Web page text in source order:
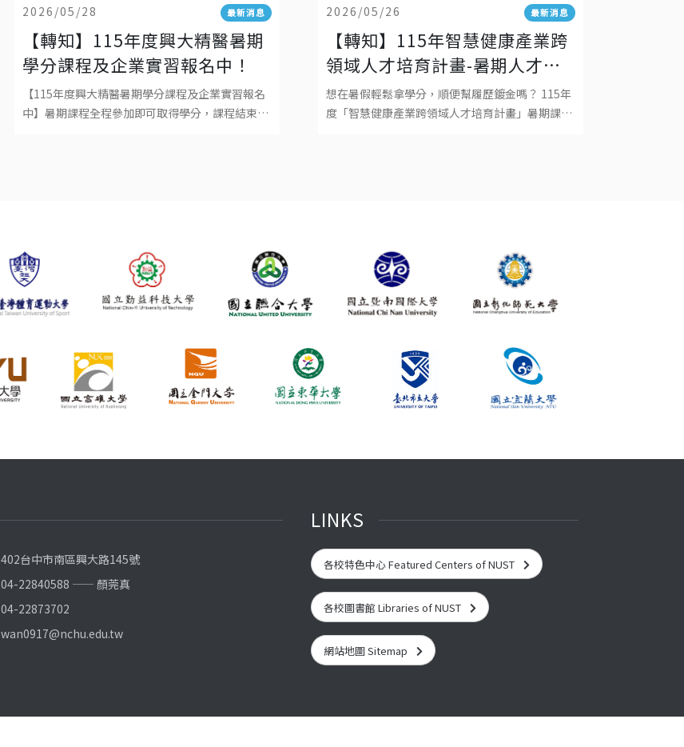
2026/05/28 最新消息
【轉知】115年度興大精醫暑期
學分課程及企業實習報名中！
【115年度興大精醫暑期學分課程及企業實習報名
中】暑期課程全程參加即可取得學分，課程結束可
2026/05/26 最新消息
【轉知】115年智慧健康產業跨
領域人才培育計畫-暑期人才培
育課程招生中！
想在暑假輕鬆拿學分，順便幫履歷鍍金嗎？ 115年
度「智慧健康產業跨領域人才培育計畫」暑期課程
402台中市南區興大路145號
04-22840588 —— 顏莞真
04-22873702
wan0917@nchu.edu.tw
LINKS
各校特色中心 Featured Centers of NUST
各校圖書館 Libraries of NUST
網站地圖 Sitemap